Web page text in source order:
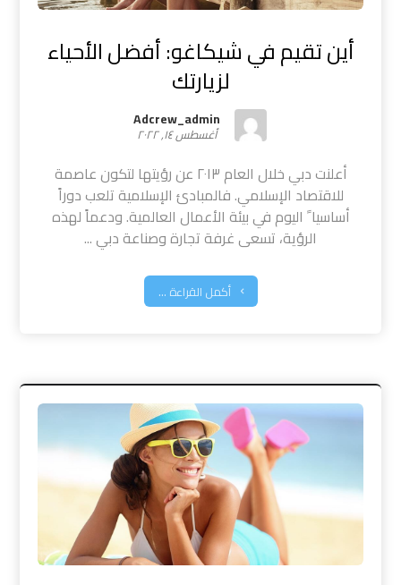
أين تقيم في شيكاغو: أفضل الأحياء
لزيارتك
Adcrew_admin
أغسطس ١٤, ٢٠٢٢
أعلنت دبي خلال العام ٢٠١٣ عن رؤيتها لتكون عاصمة
للاقتصاد الإسلامي. فالمبادئ الإسلامية تلعب دوراً
أساسيا ً اليوم في بيئة الأعمال العالمية. ودعماً لهذه
الرؤية، تسعى غرفة تجارة وصناعة دبي ...
أكمل القراءة ...